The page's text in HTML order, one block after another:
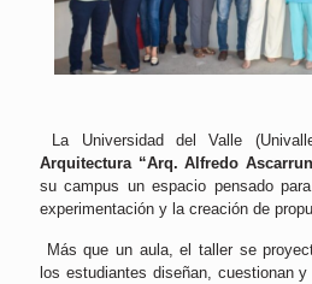
La Universidad del Valle
Arquitectura “Arq. Alfredo
su campus un espacio pensado
experimentación y la creación de
Más que un aula, el taller se
los estudiantes diseñan, cuestionan